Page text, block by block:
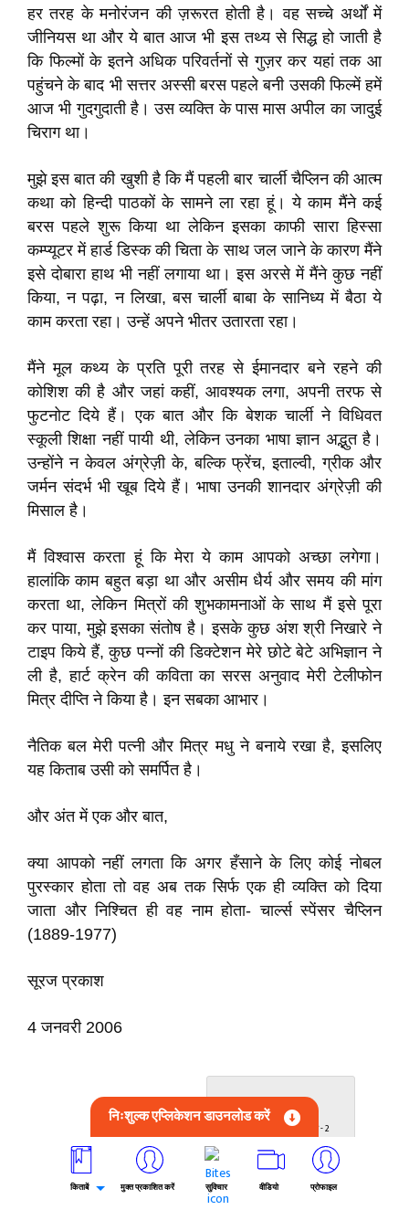
हर तरह के मनोरंजन की ज़रूरत होती है। वह सच्चे अर्थों में
जीनियस था और ये बात आज भी इस तथ्य से सिद्ध हो जाती है
कि फिल्मों के इतने अधिक परिवर्तनों से गुज़र कर यहां तक आ
पहुंचने के बाद भी सत्तर अस्सी बरस पहले बनी उसकी फिल्में हमें
आज भी गुदगुदाती है। उस व्यक्ति के पास मास अपील का जादुई
चिराग था।
मुझे इस बात की खुशी है कि मैं पहली बार चार्ली चैप्लिन की आत्म
कथा को हिन्दी पाठकों के सामने ला रहा हूं। ये काम मैंने कई
बरस पहले शुरू किया था लेकिन इसका काफी सारा हिस्सा
कम्प्यूटर में हार्ड डिस्क की चिता के साथ जल जाने के कारण मैंने
इसे दोबारा हाथ भी नहीं लगाया था। इस अरसे में मैंने कुछ नहीं
किया, न पढ़ा, न लिखा, बस चार्ली बाबा के सानिध्य में बैठा ये
काम करता रहा। उन्हें अपने भीतर उतारता रहा।
मैंने मूल कथ्य के प्रति पूरी तरह से ईमानदार बने रहने की
कोशिश की है और जहां कहीं, आवश्यक लगा, अपनी तरफ से
फुटनोट दिये हैं। एक बात और कि बेशक चार्ली ने विधिवत
स्कूली शिक्षा नहीं पायी थी, लेकिन उनका भाषा ज्ञान अद्भुत है।
उन्होंने न केवल अंग्रेज़ी के, बल्कि फ्रेंच, इताल्वी, ग्रीक और
जर्मन संदर्भ भी खूब दिये हैं। भाषा उनकी शानदार अंग्रेज़ी की
मिसाल है।
मैं विश्वास करता हूं कि मेरा ये काम आपको अच्छा लगेगा।
हालांकि काम बहुत बड़ा था और असीम धैर्य और समय की मांग
करता था, लेकिन मित्रों की शुभकामनाओं के साथ मैं इसे पूरा
कर पाया, मुझे इसका संतोष है। इसके कुछ अंश श्री निखारे ने
टाइप किये हैं, कुछ पन्नों की डिक्टेशन मेरे छोटे बेटे अभिज्ञान ने
ली है, हार्ट क्रेन की कविता का सरस अनुवाद मेरी टेलीफोन
मित्र दीप्ति ने किया है। इन सबका आभार।
नैतिक बल मेरी पत्नी और मित्र मधु ने बनाये रखा है, इसलिए
यह किताब उसी को समर्पित है।
और अंत में एक और बात,
क्या आपको नहीं लगता कि अगर हँसाने के लिए कोई नोबल
पुरस्कार होता तो वह अब तक सिर्फ एक ही व्यक्ति को दिया
जाता और निश्चित ही वह नाम होता- चार्ल्स स्पेंसर चैप्लिन
(1889-1977)
सूरज प्रकाश
4 जनवरी 2006
अगला प्रकरण
चार्ली चैप्लिन - मेरी आत्मकथा - 2
इस पुस्तक को साझा करें:
निःशुल्क एप्लिकेशन डाउनलोड करें
किताबें मुक्त प्रकाशित करें सुविचार वीडियो प्रोफाइल